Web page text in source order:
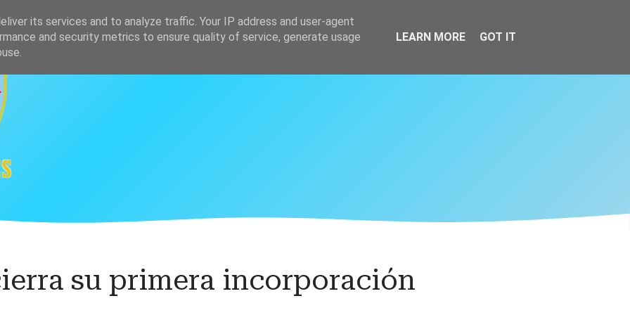
Clasificación
su primera incorporación
its services and to analyze traffic. Your IP address and user-agent
and security metrics to ensure quality of service, generate usage
LEARN MORE GOT IT